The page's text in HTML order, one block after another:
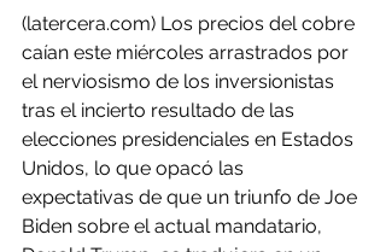
(latercera.com) Los precios del cobre
caían este miércoles arrastrados por
el nerviosismo de los inversionistas
tras el incierto resultado de las
elecciones presidenciales en Estados
Unidos, lo que opacó las
expectativas de que un triunfo de Joe
Biden sobre el actual mandatario,